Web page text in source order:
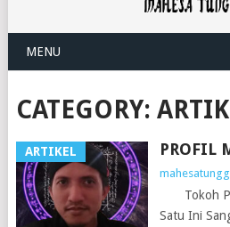
MENU
CATEGORY:
ARTIKEL PROFIL
Tokoh
Satu Ini